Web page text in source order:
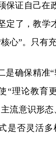
保证自己在
定了，教学
心”。只有
是确保精准
“理论教育
流意识形
是否灵活